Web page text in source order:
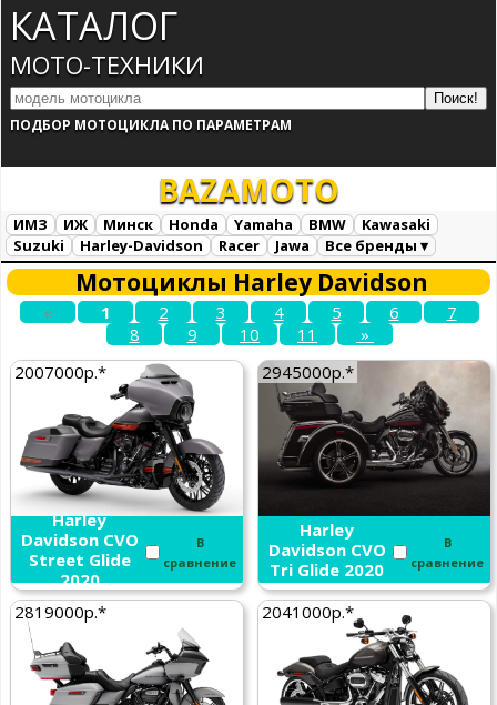
КАТАЛОГ
МОТО-ТЕХНИКИ
ПОДБОР МОТОЦИКЛА ПО ПАРАМЕТРАМ
BAZAMOTO
ИМЗ ИЖ Минск Honda Yamaha BMW
Kawasaki
Suzuki
Harley-Davidson Racer Jawa
Все бренды ▾
Все марки
Загрузка...
Мотоциклы Harley Davidson
« 1 2 3 4 5 6
7
8
9 10 11
»
2007000р.*
Harley
Davidson CVO
Street Glide
2020
В
сравнение
2945000р.*
Harley
Davidson CVO
Tri Glide 2020
В
сравнение
2819000р.* 2041000р.*